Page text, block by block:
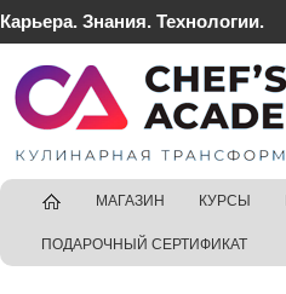
Карьера. Знания. Технологии.
ГЛАВНАЯ
МАГАЗИН КУРСЫ
ПОДАРОЧНЫЙ СЕРТИФИКАТ